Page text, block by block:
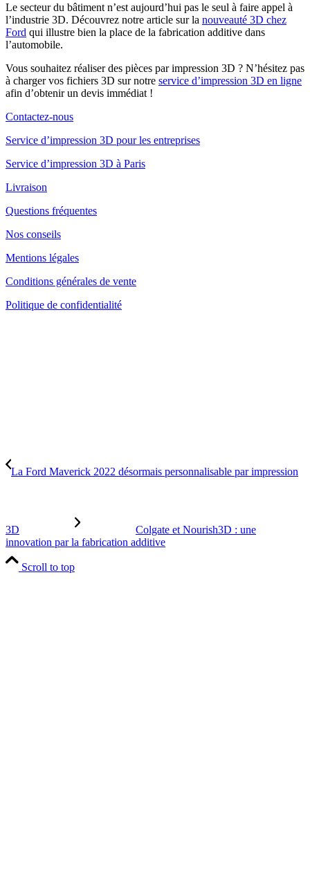
Le secteur du bâtiment n’est aujourd’hui pas le seul à faire appel à
l’industrie 3D. Découvrez notre article sur la nouveauté 3D chez
Ford qui illustre bien la place de la fabrication additive dans
l’automobile.
Vous souhaitez réaliser des pièces par impression 3D ? N’hésitez pas
à charger vos fichiers 3D sur notre service d’impression 3D en ligne
afin d’obtenir un devis immédiat !
Contactez-nous
Service d’impression 3D pour les entreprises
Service d’impression 3D à Paris
Livraison
Questions fréquentes
Nos conseils
Mentions légales
Conditions générales de vente
Politique de confidentialité
La Ford Maverick 2022 désormais personnalisable par impression
3D
Colgate et Nourish3D : une
innovation par la fabrication additive
Scroll to top